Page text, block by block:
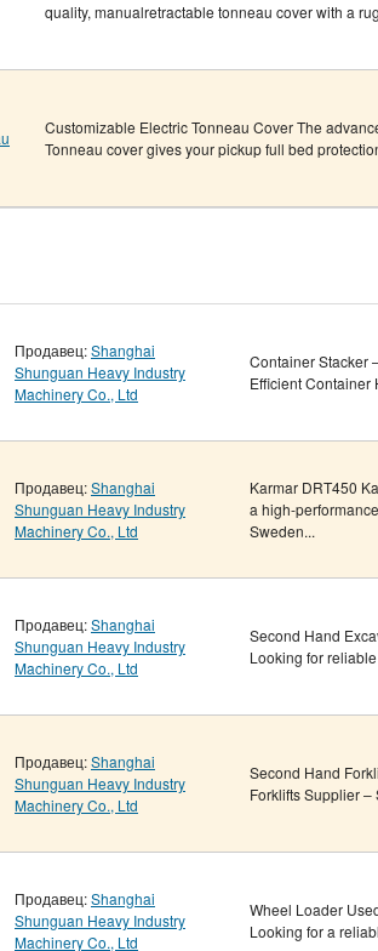
quality, manualretractable tonneau cover with a
Customizable Electric Tonneau Cover The
Tonneau cover gives your pickup full bed
Продавец:Shanghai
Shunguan Heavy Industry
Machinery Co., Ltd
Container Stacker
Efficient Container
Продавец:Shanghai
Shunguan Heavy Industry
Machinery Co., Ltd
Karmar DRT450
a high-
Sweden...
Продавец:Shanghai
Shunguan Heavy Industry
Machinery Co., Ltd
Second Hand
Looking for
Продавец:Shanghai
Shunguan Heavy Industry
Machinery Co., Ltd
Second Hand
Forklifts Supplier
Продавец:Shanghai
Shunguan Heavy Industry
Machinery Co., Ltd
Wheel Loader
Looking for a